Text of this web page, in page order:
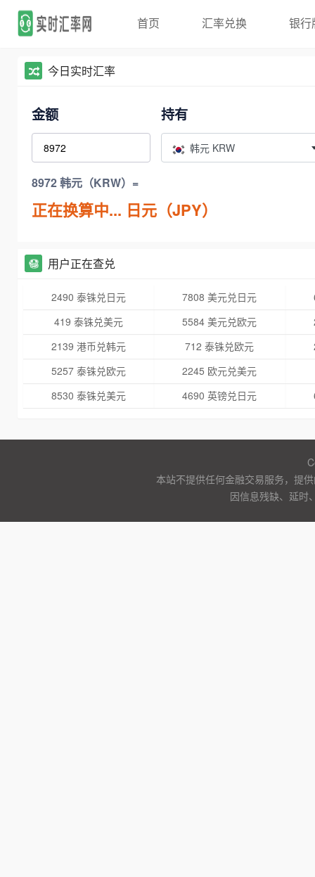
首页 汇率兑换 银行
今日实时汇率
金额 持有
韩元 KRW
8972 韩元（KRW）=
正在换算中... 日元（JPY）
用户正在查兑
2490 泰铢兑日元 7808 美元兑日元
419 泰铢兑美元
5584 美元兑欧元
2139 港币兑韩元
712 泰铢兑欧元
5257 泰铢兑欧元
2245 欧元兑美元
8530 泰铢兑美元
4690 英镑兑日元
本站不提供任何金融交易服务，提
因信息残缺、延时